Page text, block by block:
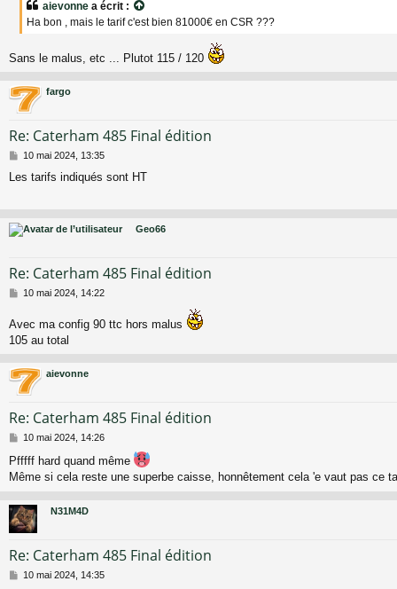
aievonne a écrit :
Ha bon , mais le tarif c'est bien 81000€ en CSR ???
Sans le malus, etc ... Plutot 115 / 120
fargo
Re: Caterham 485 Final édition
M
s
g
e
10 mai 2024, 13:35
Les tarifs indiqués sont HT
Geo66
Re: Caterham 485 Final édition
M
s
a
e
10 mai 2024, 14:22
Avec ma config 90 ttc hors malus
105 au total
aievonne
Re: Caterham 485 Final édition
M
s
s
g
e
10 mai 2024, 14:26
Pfffff hard quand même
Même si cela reste une superbe caisse, honnêtement cela 'e vaut pas ce
N31M4D
Re: Caterham 485 Final édition
M10 mai 2024, 14:35